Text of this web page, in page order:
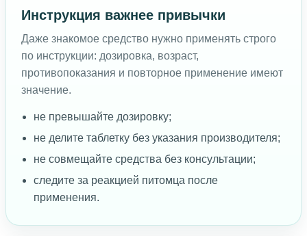
Инструкция важнее привычки
Даже знакомое средство нужно применять строго
по инструкции: дозировка, возраст,
противопоказания и повторное применение имеют
значение.
не превышайте дозировку;
не делите таблетку без указания производителя;
не совмещайте средства без консультации;
следите за реакцией питомца после
применения.